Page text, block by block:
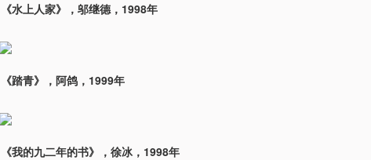
《水上人家》，邬继德，1998年
《踏青》，阿鸽，1999年
《我的九二年的书》，徐冰，1998年